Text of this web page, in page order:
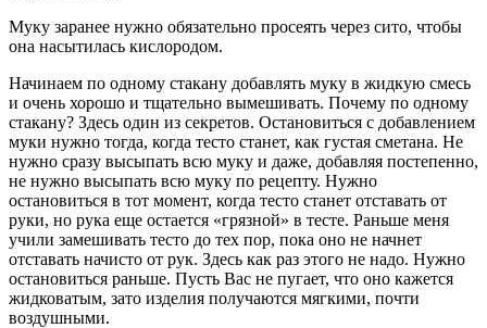
Муку заранее нужно обязательно просеять через сито, чтобы
она насытилась кислородом.
Начинаем по одному стакану добавлять муку в жидкую смесь
и очень хорошо и тщательно вымешивать. Почему по одному
стакану? Здесь один из секретов. Остановиться с добавлением
муки нужно тогда, когда тесто станет, как густая сметана. Не
нужно сразу высыпать всю муку и даже, добавляя постепенно,
не нужно высыпать всю муку по рецепту. Нужно
остановиться в тот момент, когда тесто станет отставать от
руки, но рука еще остается «грязной» в тесте. Раньше меня
учили замешивать тесто до тех пор, пока оно не начнет
отставать начисто от рук. Здесь как раз этого не надо. Нужно
остановиться раньше. Пусть Вас не пугает, что оно кажется
жидковатым, зато изделия получаются мягкими, почти
воздушными.